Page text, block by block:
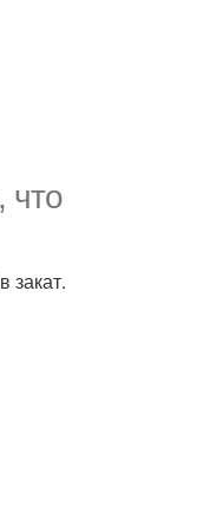
что
закат.